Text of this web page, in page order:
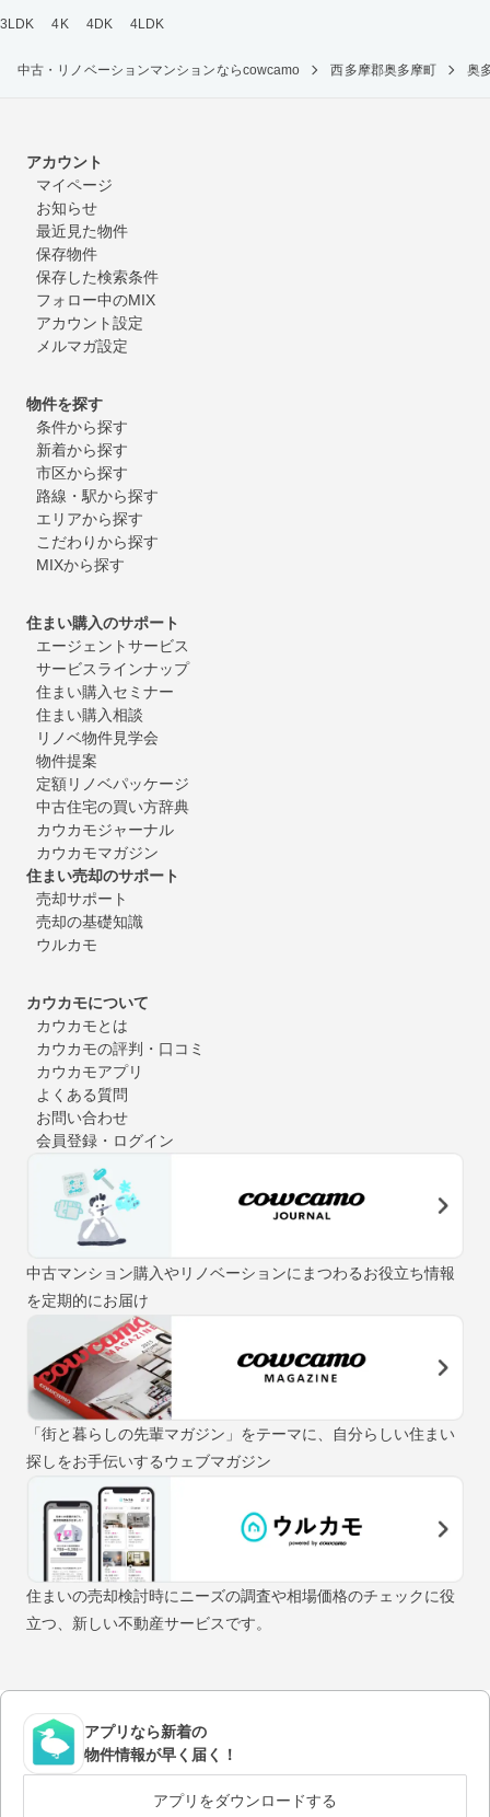
3LDK
4K 4DK 4LDK
中古・リノベーションマンションならcowcamo 西多摩郡奥多摩町 奥
アカウント
マイページ
お知らせ
最近見た物件
保存物件
保存した検索条件
フォロー中のMIX
アカウント設定
メルマガ設定
物件を探す
条件から探す
新着から探す
市区から探す
路線・駅から探す
エリアから探す
こだわりから探す
MIXから探す
住まい購入のサポート
エージェントサービス
サービスラインナップ
住まい購入セミナー
住まい購入相談
リノベ物件見学会
物件提案
定額リノベパッケージ
中古住宅の買い方辞典
カウカモジャーナル
カウカモマガジン
住まい売却のサポート
売却サポート
売却の基礎知識
ウルカモ
カウカモについて
カウカモとは
カウカモの評判・口コミ
カウカモアプリ
よくある質問
お問い合わせ
会員登録・ログイン
中古マンション購入やリノベーションにまつわるお役立ち情報
を定期的にお届け
「街と暮らしの先輩マガジン」をテーマに、自分らしい住まい
探しをお手伝いするウェブマガジン
住まいの売却検討時にニーズの調査や相場価格のチェックに役
立つ、新しい不動産サービスです。
アプリなら新着の
物件情報が早く届く！
アプリをダウンロードする